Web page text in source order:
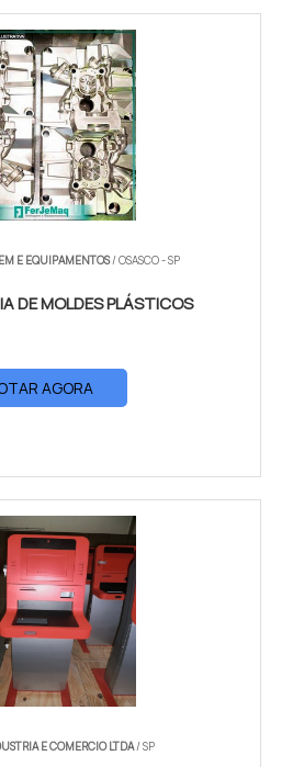
E EQUIPAMENTOS/ OSASCO - SP
DE MOLDES PLÁSTICOS
AGORA
E COMERCIO LTDA/ SP